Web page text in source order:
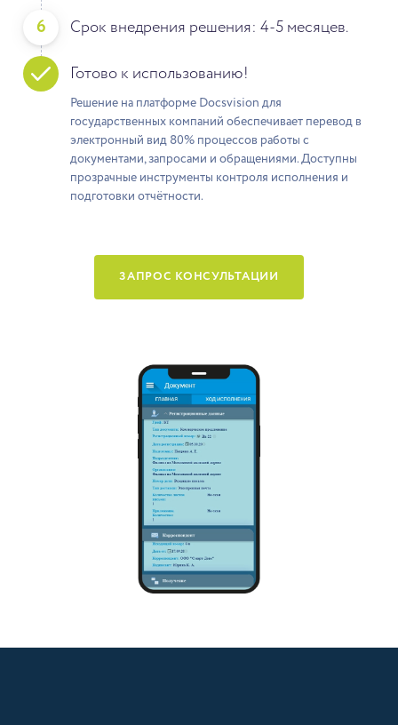
6 Срок внедрения решения: 4-5 месяцев.
Готово к использованию!
Решение на платформе Docsvision для
государственных компаний обеспечивает перевод в
электронный вид 80% процессов работы с
документами, запросами и обращениями. Доступны
прозрачные инструменты контроля исполнения и
подготовки отчётности.
ЗАПРОС КОНСУЛЬТАЦИИ